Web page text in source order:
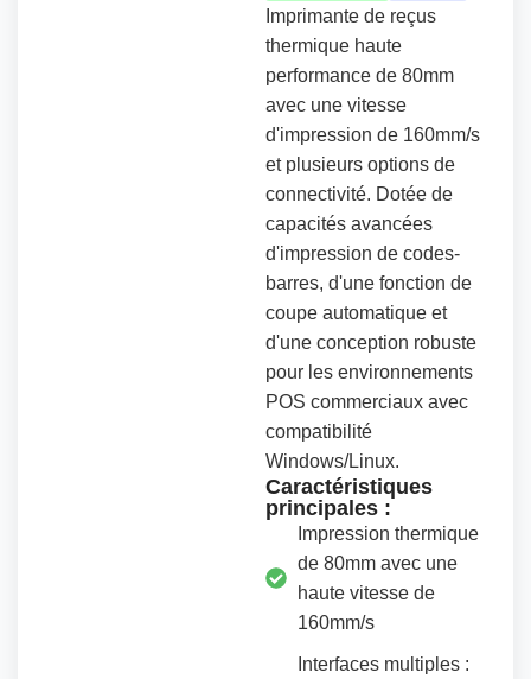
Imprimante de reçus
thermique haute
performance de 80mm
avec une vitesse
d'impression de 160mm/s
et plusieurs options de
connectivité. Dotée de
capacités avancées
d'impression de codes-
barres, d'une fonction de
coupe automatique et
d'une conception robuste
pour les environnements
POS commerciaux avec
compatibilité
Windows/Linux.
Caractéristiques
principales :
Impression thermique
de 80mm avec une
haute vitesse de
160mm/s
Interfaces multiples :